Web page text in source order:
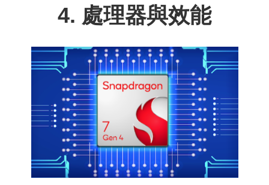
4. 處理器與效能